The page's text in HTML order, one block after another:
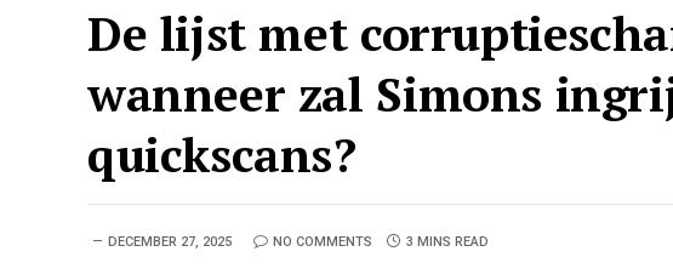
De lijst met
wanneer zal Simons
quickscans?
DECEMBER 27, 2025 NO COMMENTS 3 MINS READ